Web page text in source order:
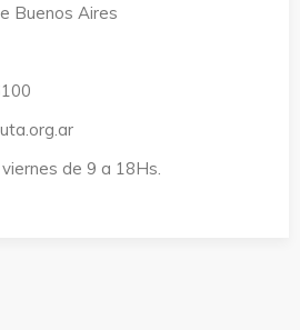
Buenos Aires
de 9 a 18Hs.